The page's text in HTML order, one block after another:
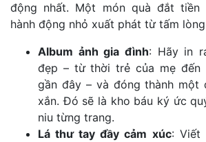
động nhất. Một món quà đắt tiền
hành động nhỏ xuất phát từ tấm
Album ảnh gia đình: Hãy in
đẹp – từ thời trẻ của mẹ đến
gần đây – và đóng thành một
xắn. Đó sẽ là kho báu ký ức
niu từng trang.
Lá thư tay đầy cảm xúc: Viết